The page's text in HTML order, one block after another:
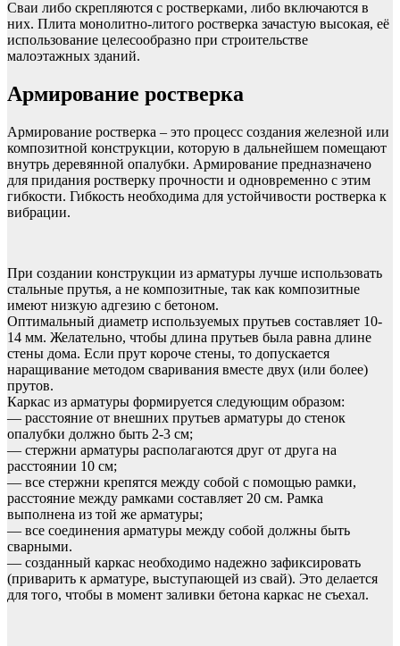
Сваи либо скрепляются с ростверками, либо включаются в
них. Плита монолитно-литого ростверка зачастую высокая, её
использование целесообразно при строительстве
малоэтажных зданий.
Армирование ростверка
Армирование ростверка – это процесс создания железной или
композитной конструкции, которую в дальнейшем помещают
внутрь деревянной опалубки. Армирование предназначено
для придания ростверку прочности и одновременно с этим
гибкости. Гибкость необходима для устойчивости ростверка к
вибрации.
При создании конструкции из арматуры лучше использовать
стальные прутья, а не композитные, так как композитные
имеют низкую адгезию с бетоном.
Оптимальный диаметр используемых прутьев составляет 10-
14 мм. Желательно, чтобы длина прутьев была равна длине
стены дома. Если прут короче стены, то допускается
наращивание методом сваривания вместе двух (или более)
прутов.
Каркас из арматуры формируется следующим образом:
— расстояние от внешних прутьев арматуры до стенок
опалубки должно быть 2-3 см;
— стержни арматуры располагаются друг от друга на
расстоянии 10 см;
— все стержни крепятся между собой с помощью рамки,
расстояние между рамками составляет 20 см. Рамка
выполнена из той же арматуры;
— все соединения арматуры между собой должны быть
сварными.
— созданный каркас необходимо надежно зафиксировать
(приварить к арматуре, выступающей из свай). Это делается
для того, чтобы в момент заливки бетона каркас не съехал.